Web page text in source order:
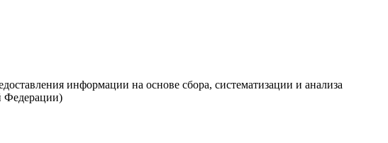
информации на основе сбора, систематизации и анализа
Федерации)